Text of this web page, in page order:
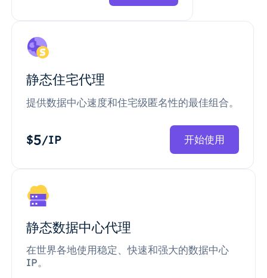
静态住宅代理
提供数据中心速度和住宅级匿名性的最佳组合。
$5/IP 开始使用
静态数据中心代理
在世界各地使用稳定、快速和强大的数据中心
IP。